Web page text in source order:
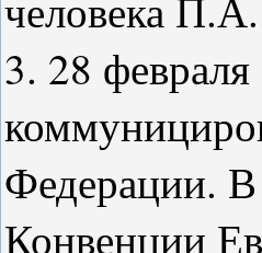
3. 28
Федерации. В
Конвенции